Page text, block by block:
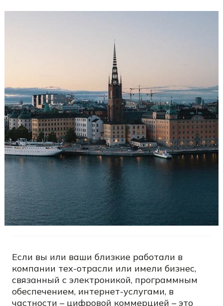
Если вы или ваши близкие работали в
компании тех-отрасли или имели бизнес,
связанный с электроникой, программным
обеспечением, интернет-услугами, в
частности – цифровой коммерцией – это